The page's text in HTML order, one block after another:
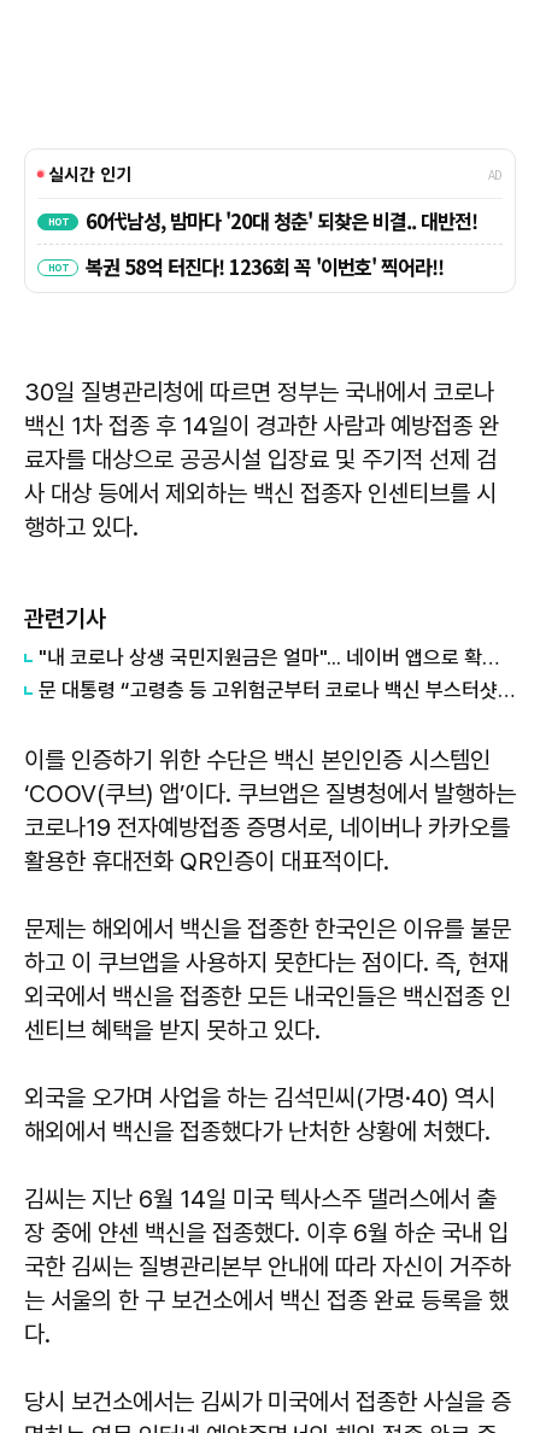
30일 질병관리청에 따르면 정부는 국내에서 코로나
백신 1차 접종 후 14일이 경과한 사람과 예방접종 완
료자를 대상으로 공공시설 입장료 및 주기적 선제 검
사 대상 등에서 제외하는 백신 접종자 인센티브를 시
행하고 있다.
관련기사
"내 코로나 상생 국민지원금은 얼마"... 네이버 앱으로 확인한다
문 대통령 “고령층 등 고위험군부터 코로나 백신 부스터샷 접종”
이를 인증하기 위한 수단은 백신 본인인증 시스템인
‘COOV(쿠브) 앱’이다. 쿠브앱은 질병청에서 발행하는
코로나19 전자예방접종 증명서로, 네이버나 카카오를
활용한 휴대전화 QR인증이 대표적이다.
문제는 해외에서 백신을 접종한 한국인은 이유를 불문
하고 이 쿠브앱을 사용하지 못한다는 점이다. 즉, 현재
외국에서 백신을 접종한 모든 내국인들은 백신접종 인
센티브 혜택을 받지 못하고 있다.
외국을 오가며 사업을 하는 김석민씨(가명·40) 역시
해외에서 백신을 접종했다가 난처한 상황에 처했다.
김씨는 지난 6월 14일 미국 텍사스주 댈러스에서 출
장 중에 얀센 백신을 접종했다. 이후 6월 하순 국내 입
국한 김씨는 질병관리본부 안내에 따라 자신이 거주하
는 서울의 한 구 보건소에서 백신 접종 완료 등록을 했
다.
당시 보건소에서는 김씨가 미국에서 접종한 사실을 증